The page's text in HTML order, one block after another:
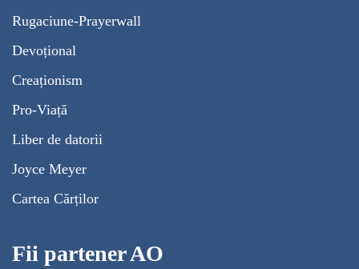
Rugaciune-Prayerwall
Devoțional
Creaționism
Pro-Viață
Liber de datorii
Joyce Meyer
Cartea Cărților
Fii partener AO